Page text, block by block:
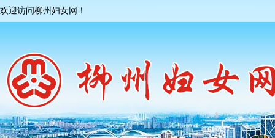
欢迎访问柳州妇女网！